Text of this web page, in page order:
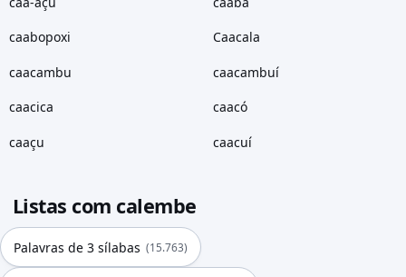
caabopoxi Caacala
caacambu caacambuí
caacica caacó
caaçu caacuí
Listas com calembe
Palavras de 3 sílabas (15.763)